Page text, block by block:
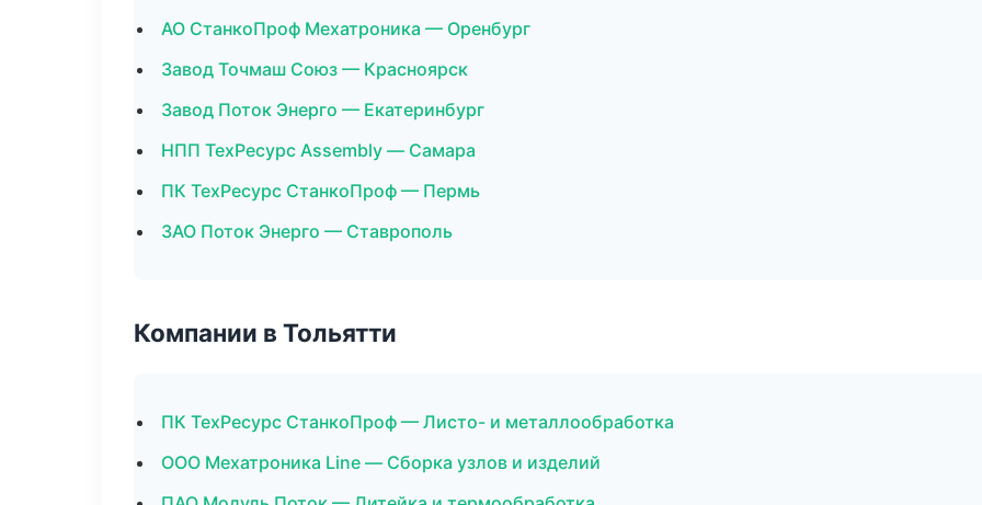
АО СтанкоПроф Мехатроника — Оренбург
Завод Точмаш Союз — Красноярск
Завод Поток Энерго — Екатеринбург
НПП ТехРесурс Assembly — Самара
ПК ТехРесурс СтанкоПроф — Пермь
ЗАО Поток Энерго — Ставрополь
Компании в Тольятти
ПК ТехРесурс СтанкоПроф — Листо- и металлообработка
ООО Мехатроника Line — Сборка узлов и изделий